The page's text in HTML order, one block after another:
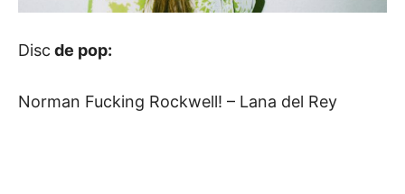
Disc de pop:
Norman Fucking Rockwell! – Lana del Rey